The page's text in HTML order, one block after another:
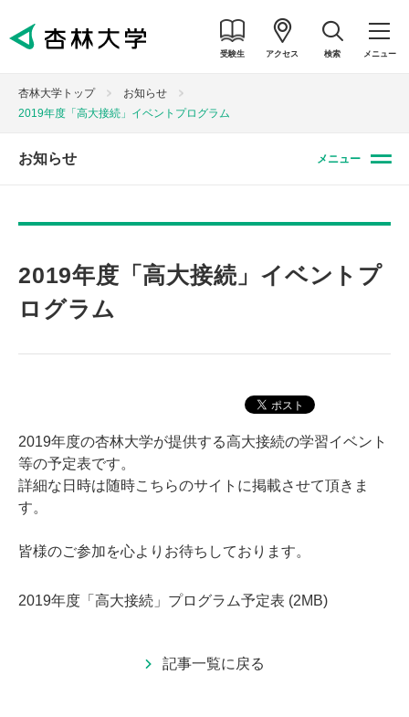
受験生 アクセス 検索 メニュー
杏林大学トップ
お知らせ
2019年度「高大接続」イベントプログラム
お知らせ メニュー
2019年度「高大接続」イベントプ
ログラム
2019年度の杏林大学が提供する高大接続の学習イベント
等の予定表です。
詳細な日時は随時こちらのサイトに掲載させて頂きま
す。
皆様のご参加を心よりお待ちしております。
2019年度「高大接続」プログラム予定表 (2MB)
記事一覧に戻る